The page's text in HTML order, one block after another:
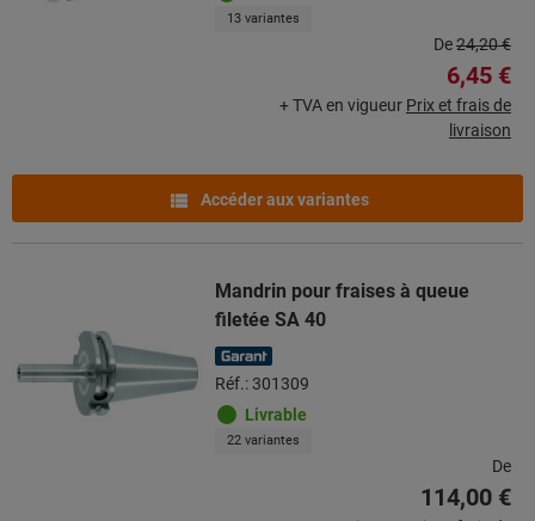
13 variantes
De24,20 €
6,45 €
+ TVA en vigueur Prix et frais de
livraison
Accéder aux variantes
Mandrin pour fraises à queue
filetée SA 40
Réf.: 301309
Livrable
22 variantes
De
114,00 €